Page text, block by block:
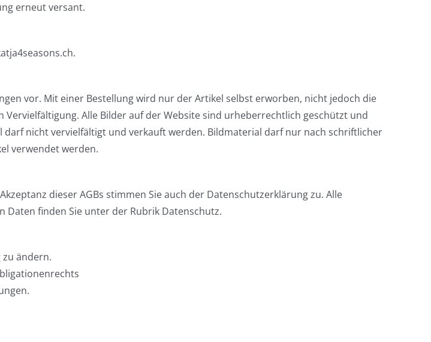
erneut versant.
vor. Mit einer Bestellung wird nur der Artikel selbst erworben, nicht jedoch die
Alle Bilder auf der Website sind urheberrechtlich geschützt und
nicht vervielfältigt und verkauft werden. Bildmaterial darf nur nach schriftlicher
verwendet werden.
dieser AGBs stimmen Sie auch der Datenschutzerklärung zu. Alle
finden Sie unter der Rubrik Datenschutz.
ändern.